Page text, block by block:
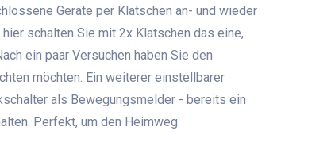
Geräte per Klatschen an- und wieder
schalten Sie mit 2x Klatschen das eine,
ein paar Versuchen haben Sie den
möchten. Ein weiterer einstellbarer
als Bewegungsmelder - bereits ein
Perfekt, um den Heimweg